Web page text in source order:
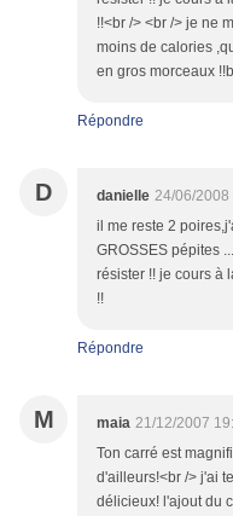
!!<br /> <br /> je ne
moins de calories
en gros morceaux
Répondre
D danielle 24/06/2008
il me reste 2
GROSSES pépites
résister !! je cours à
!!
Répondre
M maia 21/12/2007
Ton carré est
d'ailleurs!<br /> j'ai
délicieux! l'ajout du